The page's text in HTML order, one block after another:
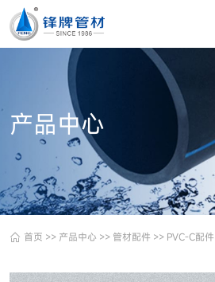
产品中心
首页 >> 产品中心 >> 管材配件 >> PVC-C配件